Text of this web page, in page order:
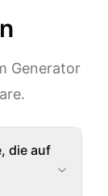
Generator
die auf